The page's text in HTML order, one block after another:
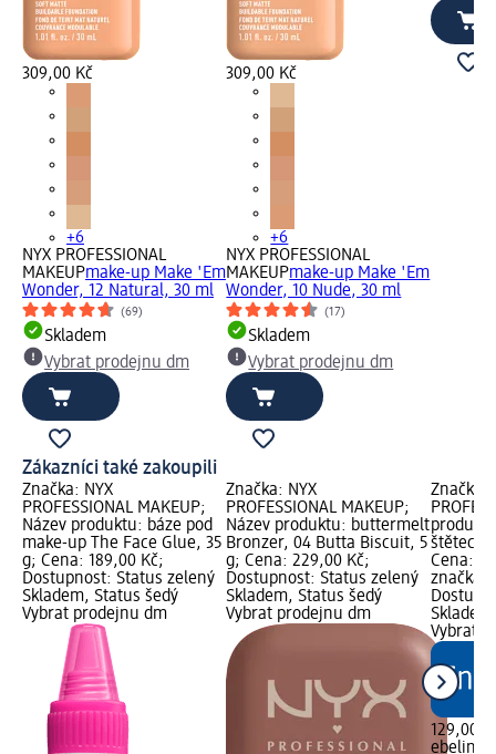
309,00 Kč
+6
NYX PROFESSIONAL
MAKEUPmake-up Make 'Em
Wonder, 12 Natural, 30 ml
(69)
Skladem
Vybrat prodejnu dm
309,00 Kč
+6
NYX PROFESSIONAL
MAKEUPmake-up Make 'Em
Wonder, 10 Nude, 30 ml
(17)
Skladem
Vybrat prodejnu dm
Zákazníci také zakoupili
Značka: NYX
PROFESSIONAL MAKEUP;
Název produktu: báze pod
make-up The Face Glue, 35
g; Cena: 189,00 Kč;
Dostupnost: Status zelený
Skladem, Status šedý
Vybrat prodejnu dm
Značka: NYX
PROFESSIONAL MAKEUP;
Název produktu: buttermelt
Bronzer, 04 Butta Biscuit, 5
g; Cena: 229,00 Kč;
Dostupnost: Status zelený
Skladem, Status šedý
Vybrat prodejnu dm
Značka:
štětec
Cena:
značka
Vybrat
129,00
ebelin